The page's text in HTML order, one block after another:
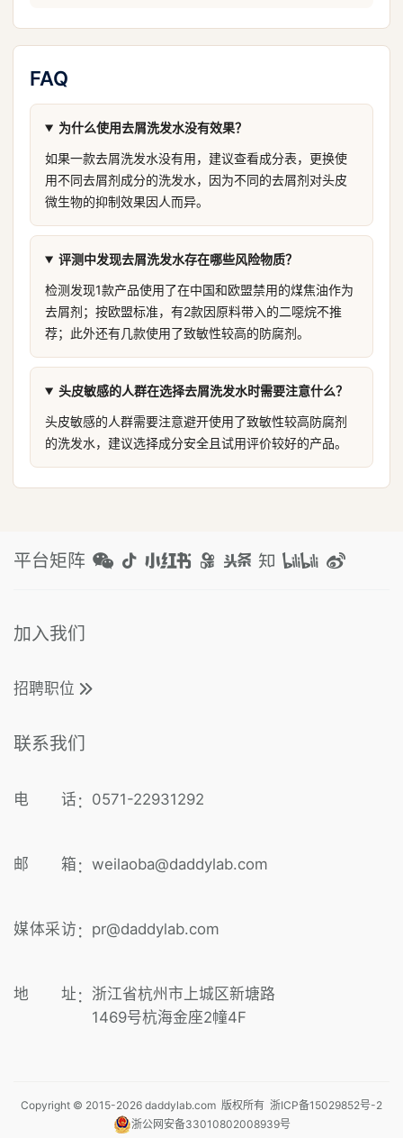
FAQ
为什么使用去屑洗发水没有效果？
如果一款去屑洗发水没有用，建议查看成分表，更换使
用不同去屑剂成分的洗发水，因为不同的去屑剂对头皮
微生物的抑制效果因人而异。
评测中发现去屑洗发水存在哪些风险物质？
检测发现1款产品使用了在中国和欧盟禁用的煤焦油作为
去屑剂；按欧盟标准，有2款因原料带入的二噁烷不推
荐；此外还有几款使用了致敏性较高的防腐剂。
头皮敏感的人群在选择去屑洗发水时需要注意什么？
头皮敏感的人群需要注意避开使用了致敏性较高防腐剂
的洗发水，建议选择成分安全且试用评价较好的产品。
平台矩阵
加入我们
招聘职位
联系我们
电 话 ： 0571-22931292
邮 箱 ： weilaoba@daddylab.com
媒体采访 ： pr@daddylab.com
地 址 ： 浙江省杭州市上城区新塘路
1469号杭海金座2幢4F
Copyright © 2015-2026 daddylab.com 版权所有 浙ICP备15029852号-2
浙公网安备33010802008939号